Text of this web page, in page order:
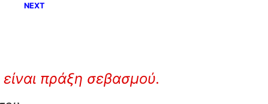
NEXT
πράξη σεβασμού.